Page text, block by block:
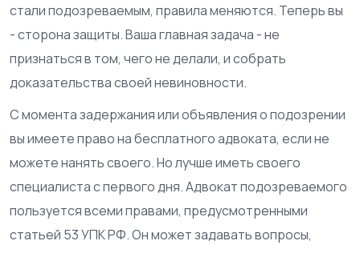
стали подозреваемым, правила меняются. Теперь вы
- сторона защиты. Ваша главная задача - не
признаться в том, чего не делали, и собрать
доказательства своей невиновности.
С момента задержания или объявления о подозрении
вы имеете право на бесплатного адвоката, если не
можете нанять своего. Но лучше иметь своего
специалиста с первого дня. Адвокат подозреваемого
пользуется всеми правами, предусмотренными
статьей 53 УПК РФ. Он может задавать вопросы,